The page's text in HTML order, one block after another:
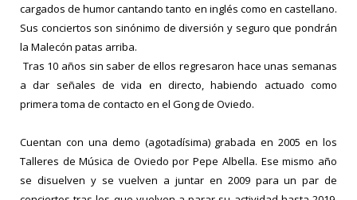
cargados de humor cantando tanto en inglés como en castellano.
Sus conciertos son sinónimo de diversión y seguro que pondrán
la Malecón patas arriba.
Tras 10 años sin saber de ellos regresaron hace unas semanas
a dar señales de vida en directo, habiendo actuado como
primera toma de contacto en el Gong de Oviedo.
Cuentan con una demo (agotadísima) grabada en 2005 en los
Talleres de Música de Oviedo por Pepe Albella. Ese mismo año
se disuelven y se vuelven a juntar en 2009 para un par de